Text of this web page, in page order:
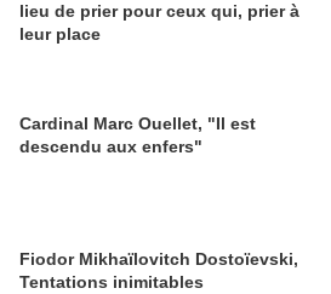
lieu de prier pour ceux qui, prier à
leur place
Cardinal Marc Ouellet, "Il est
descendu aux enfers"
Fiodor Mikhaïlovitch Dostoïevski,
Tentations inimitables